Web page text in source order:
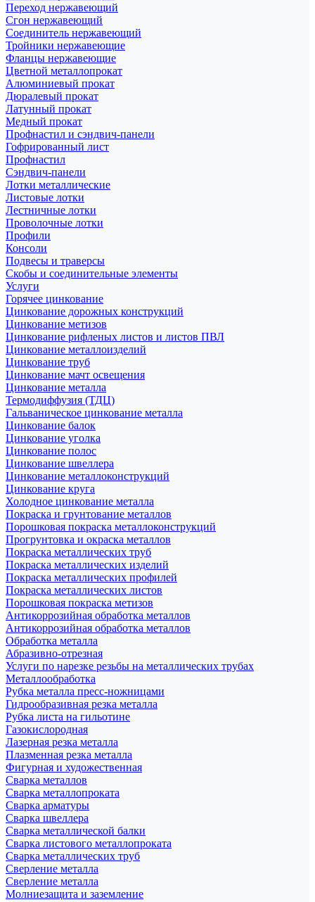
Переход нержавеющий
Сгон нержавеющий
Соединитель нержавеющий
Тройники нержавеющие
Фланцы нержавеющие
Цветной металлопрокат
Алюминиевый прокат
Дюралевый прокат
Латунный прокат
Медный прокат
Профнастил и сэндвич-панели
Гофрированный лист
Профнастил
Сэндвич-панели
Лотки металлические
Листовые лотки
Лестничные лотки
Проволочные лотки
Профили
Консоли
Подвесы и траверсы
Скобы и соединительные элементы
Услуги
Горячее цинкование
Цинкование дорожных конструкций
Цинкование метизов
Цинкование рифленых листов и листов ПВЛ
Цинкование металлоизделий
Цинкование труб
Цинкование мачт освещения
Цинкование металла
Термодиффузия (ТДЦ)
Гальваническое цинкование металла
Цинкование балок
Цинкование уголка
Цинкование полос
Цинкование швеллера
Цинкование металлоконструкций
Цинкование круга
Холодное цинкование металла
Покраска и грунтование металлов
Порошковая покраска металлоконструкций
Прогрунтовка и окраска металлов
Покраска металлических труб
Покраска металлических изделий
Покраска металлических профилей
Покраска металлических листов
Порошковая покраска метизов
Антикоррозийная обработка металлов
Антикоррозийная обработка металлов
Обработка металла
Абразивно-отрезная
Услуги по нарезке резьбы на металлических трубах
Металлообработка
Рубка металла пресс-ножницами
Гидрообразивная резка металла
Рубка листа на гильотине
Газокислородная
Лазерная резка металла
Плазменная резка металла
Фигурная и художественная
Сварка металлов
Сварка металлопроката
Сварка арматуры
Сварка швеллера
Сварка металлической балки
Сварка листового металлопроката
Сварка металлических труб
Сверление металла
Сверление металла
Молниезащита и заземление